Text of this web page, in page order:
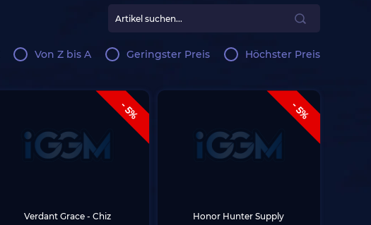
Von Z bis A Geringster Preis Höchster Preis
- 5%
Verdant Grace - Chiz
- 5%
Honor Hunter Supply